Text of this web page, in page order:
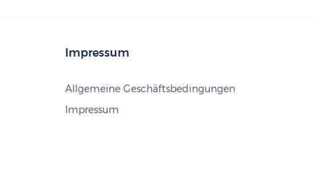
Impressum
Allgemeine Geschäftsbedingungen
Impressum